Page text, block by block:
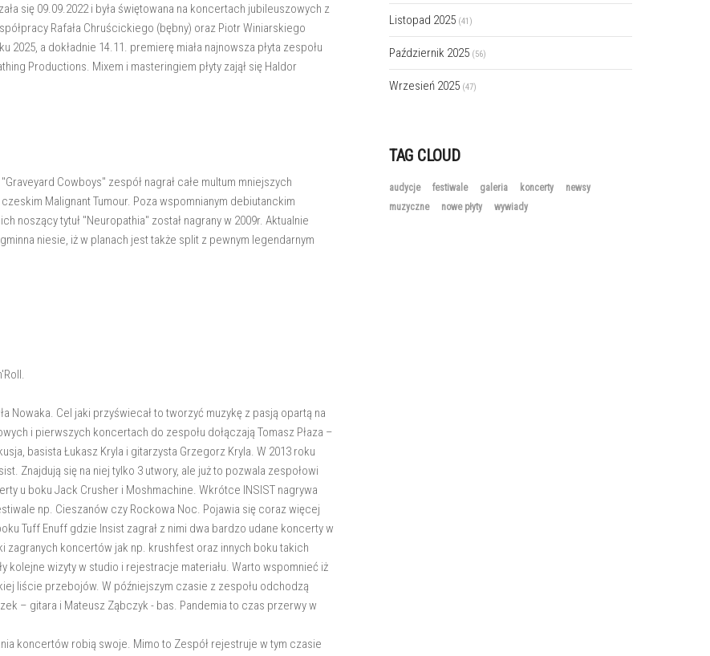
się 09.09.2022 i była świętowana na koncertach jubileuszowych z
Rafała Chruścickiego (bębny) oraz Piotr Winiarskiego
a dokładnie 14.11. premierę miała najnowsza płyta zespołu
Productions. Mixem i masteringiem płyty zajął się Haldor
Cowboys" zespół nagrał całe multum mniejszych
Malignant Tumour. Poza wspomnianym debiutanckim
noszący tytuł "Neuropathia" został nagrany w 2009r. Aktualnie
niesie, iż w planach jest także split z pewnym legendarnym
Nowaka. Cel jaki przyświecał to tworzyć muzykę z pasją opartą na
i pierwszych koncertach do zespołu dołączają Tomasz Płaza –
basista Łukasz Kryla i gitarzysta Grzegorz Kryla. W 2013 roku
Znajdują się na niej tylko 3 utwory, ale już to pozwala zespołowi
u boku Jack Crusher i Moshmachine. Wkrótce INSIST nagrywa
np. Cieszanów czy Rockowa Noc. Pojawia się coraz więcej
Tuff Enuff gdzie Insist zagrał z nimi dwa bardzo udane koncerty w
zagranych koncertów jak np. krushfest oraz innych boku takich
kolejne wizyty w studio i rejestracje materiału. Warto wspomnieć iż
liście przebojów. W późniejszym czasie z zespołu odchodzą
– gitara i Mateusz Ząbczyk - bas. Pandemia to czas przerwy w
koncertów robią swoje. Mimo to Zespół rejestruje w tym czasie
Listopad 2025 (41)
Październik 2025 (56)
Wrzesień 2025 (47)
TAG CLOUD
audycje festiwale galeria koncerty
newsy
muzyczne
nowe płyty wywiady